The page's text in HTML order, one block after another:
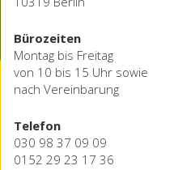
Bürozeiten
Montag bis Freitag
von 10 bis 15 Uhr sowie
nach Vereinbarung
Telefon
030 98 37 09 09
0152 29 23 17 36